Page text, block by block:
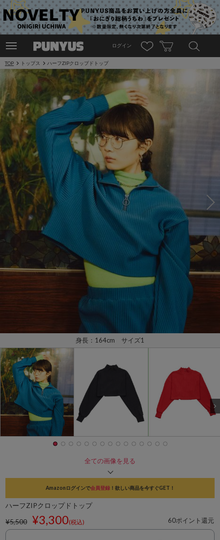
ログイン
TOP トップス ハーフZIPクロップドトップ
身長：164cm サイズ1
全ての画像を見る
Amazonログインで会員登録！欲しい商品を今すぐGET！
ハーフZIPクロップドトップ
¥5,500
¥3,300(税込) 60ポイント還元